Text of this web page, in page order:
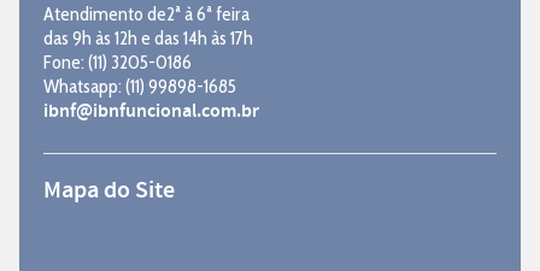
Atendimento de2ª à 6ª feira
das 9h às 12h e das 14h às 17h
Fone: (11) 3205-0186
Whatsapp: (11) 99898-1685
ibnf@ibnfuncional.com.br
Mapa do Site